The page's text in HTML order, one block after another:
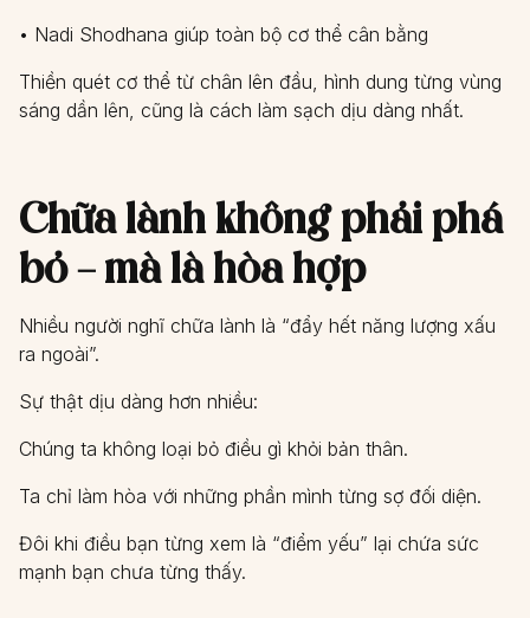
• Nadi Shodhana giúp toàn bộ cơ thể cân bằng
Thiền quét cơ thể từ chân lên đầu, hình dung từng vùng
sáng dần lên, cũng là cách làm sạch dịu dàng nhất.
Chữa lành không phải phá
bỏ – mà là hòa hợp
Nhiều người nghĩ chữa lành là “đẩy hết năng lượng xấu
ra ngoài”.
Sự thật dịu dàng hơn nhiều:
Chúng ta không loại bỏ điều gì khỏi bản thân.
Ta chỉ làm hòa với những phần mình từng sợ đối diện.
Đôi khi điều bạn từng xem là “điểm yếu” lại chứa sức
mạnh bạn chưa từng thấy.